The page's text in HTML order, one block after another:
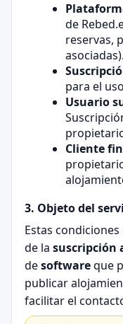
de
reservas,
asociadas).
para el
Usuario
Cliente
3. Objeto del
Estas
de la suscripción
desoftwareque
publicar
facilitar el